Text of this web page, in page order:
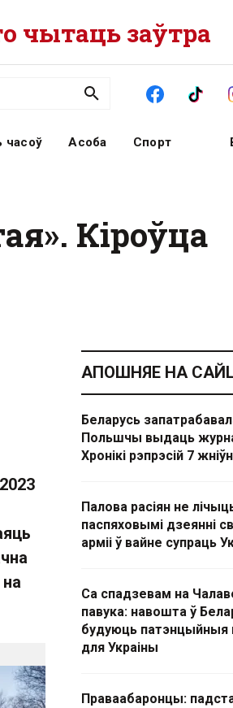
чытаць заўтра
часоў Асоба Спорт
Кіроўца
АПОШНЯЕ НА
Беларусь
Польшчы выдаць
Хронікі рэпрэсій 7
Палова расіян не
паспяховымі дзеянні
арміі ў вайне супраць
Са спадзевам на
павука: навошта ў
будуюць патэнцыйныя
для Украіны
Праваабаронцы: